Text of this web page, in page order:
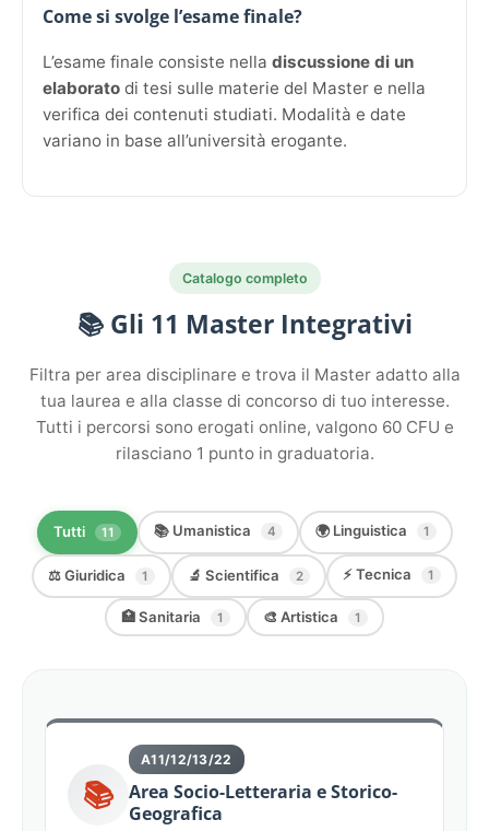
Come si svolge l’esame finale?
L’esame finale consiste nella discussione di un
elaborato di tesi sulle materie del Master e nella
verifica dei contenuti studiati. Modalità e date
variano in base all’università erogante.
Catalogo completo
📚 Gli 11 Master Integrativi
Filtra per area disciplinare e trova il Master adatto alla
tua laurea e alla classe di concorso di tuo interesse.
Tutti i percorsi sono erogati online, valgono 60 CFU e
rilasciano 1 punto in graduatoria.
Tutti 11 📚 Umanistica 4 🌍 Linguistica 1
⚖️ Giuridica 1 🔬 Scientifica 2 ⚡ Tecnica 1
🏥 Sanitaria 1 🎨 Artistica 1
📚
A11/12/13/22
Area Socio-Letteraria e Storico-
Geografica